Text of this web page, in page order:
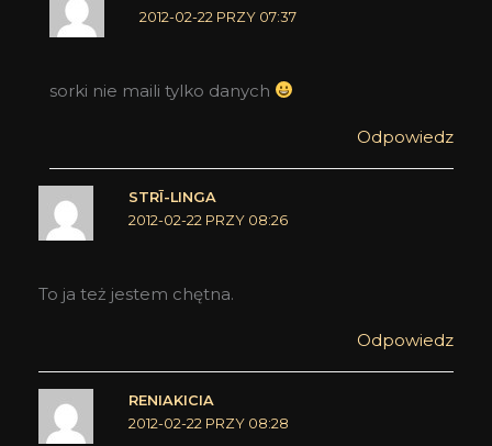
2012-02-22 PRZY 07:37
sorki nie maili tylko danych
Odpowiedz
STRĪ-LINGA
2012-02-22 PRZY 08:26
To ja też jestem chętna.
Odpowiedz
RENIAKICIA
2012-02-22 PRZY 08:28